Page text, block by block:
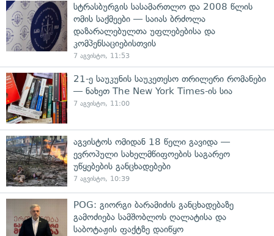
სტრასბურგის სასამართლო და 2008 წლის
ომის საქმეები — საიას ბრძოლა
დაზარალებულთა უფლებებისა და
კომპენსაციებისთვის
7 აგვისტო, 11:53
21-ე საუკუნის საუკეთესო თრილერი რომანები
— ნახეთ The New York Times-ის სია
7 აგვისტო, 11:00
აგვისტოს ომიდან 18 წელი გავიდა —
ევროპული სახელმწიფოების საგარეო
უწყებების განცხადებები
7 აგვისტო, 10:39
POG: გიორგი ბარამიძის განცხადებაზე
გამოძიება სამშობლოს ღალატისა და
საბოტაჟის ფაქტზე დაიწყო